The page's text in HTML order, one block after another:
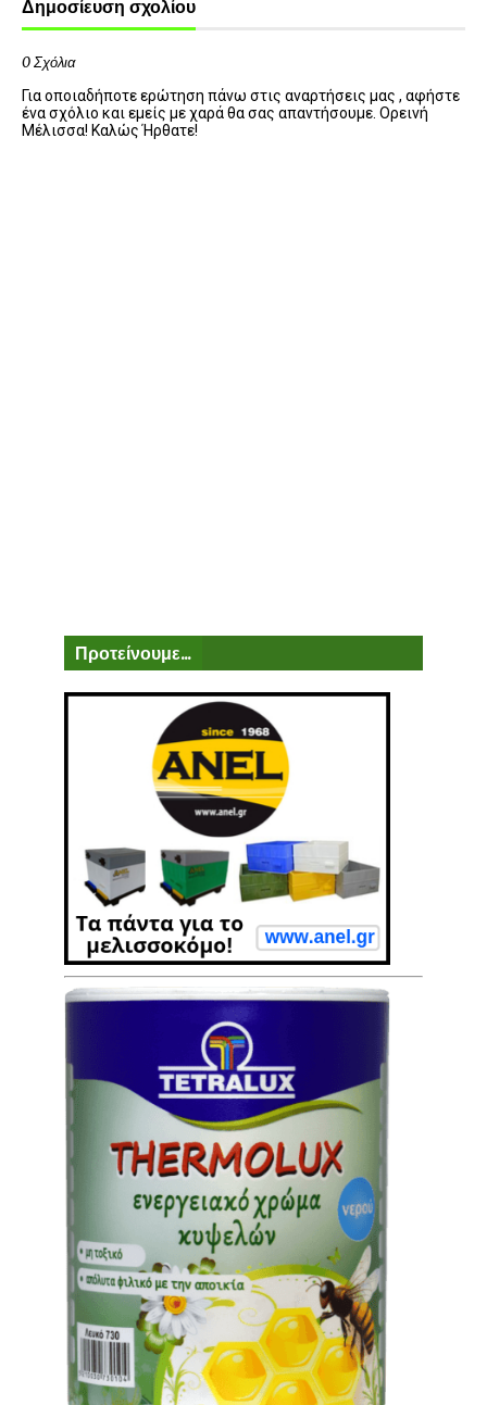
Δημοσίευση σχολίου
0 Σχόλια
Για οποιαδήποτε ερώτηση πάνω στις αναρτήσεις μας , αφήστε
ένα σχόλιο και εμείς με χαρά θα σας απαντήσουμε. Ορεινή
Μέλισσα! Καλώς Ήρθατε!
Προτείνουμε...